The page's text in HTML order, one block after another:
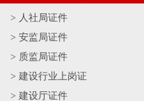
> 人社局证件
> 安监局证件
> 质监局证件
> 建设行业上岗证
> 建设厅证件